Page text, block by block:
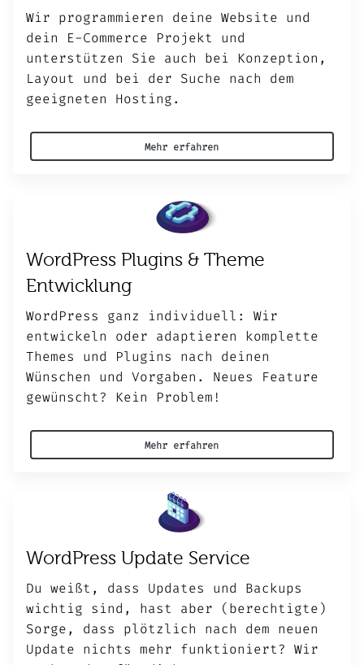
Wir programmieren deine Website und
dein E-Commerce Projekt und
unterstützen Sie auch bei Konzeption,
Layout und bei der Suche nach dem
geeigneten Hosting.
Mehr erfahren
WordPress Plugins & Theme
Entwicklung
WordPress ganz individuell: Wir
entwickeln oder adaptieren komplette
Themes und Plugins nach deinen
Wünschen und Vorgaben. Neues Feature
gewünscht? Kein Problem!
Mehr erfahren
WordPress Update Service
Du weißt, dass Updates und Backups
wichtig sind, hast aber (berechtigte)
Sorge, dass plötzlich nach dem neuen
Update nichts mehr funktioniert? Wir